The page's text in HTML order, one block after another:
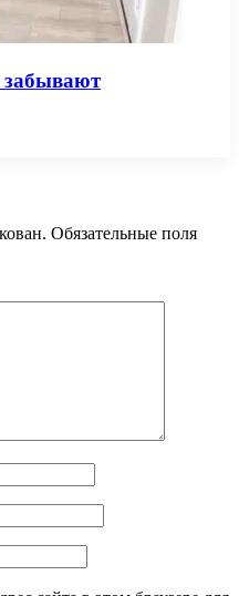
Обязательные поля